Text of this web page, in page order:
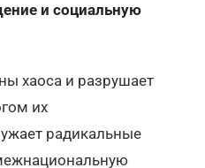
и социальную
хаоса и разрушает
их
радикальные